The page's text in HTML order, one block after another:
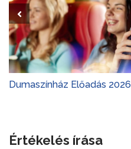
Dumaszínház Előadás 2026
Értékelés írása